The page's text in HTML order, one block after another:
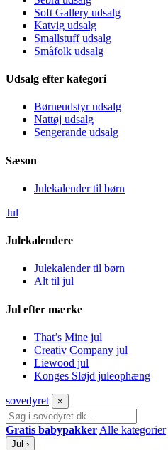
Soft Gallery udsalg
Katvig udsalg
Smallstuff udsalg
Småfolk udsalg
Udsalg efter kategori
Børneudstyr udsalg
Nattøj udsalg
Sengerande udsalg
Sæson
Julekalender til børn
Jul
Julekalendere
Julekalender til børn
Alt til jul
Jul efter mærke
That’s Mine jul
Creativ Company jul
Liewood jul
Konges Sløjd juleophæng
sovedyret ×
Gratis babypakker Alle kategorier
Jul ›